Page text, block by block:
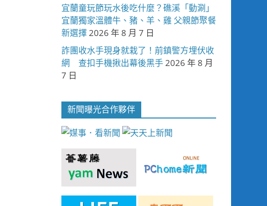
宜蘭童玩節玩水後吃什麼？礁溪「動涮」
宜蘭獨家溫體牛、豬、羊、雞 父親節聚餐
新選擇2026 年 8 月 7 日
詐團收水手現身就栽了！前鎮警方埋伏收
網 查扣手機揪出幕後黑手2026 年 8 月
7 日
新聞曝光合作夥伴